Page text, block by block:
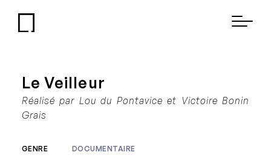
Le Veilleur
Réalisé par Lou du Pontavice et Victoire Bonin
Grais
GENRE
DOCUMENTAIRE